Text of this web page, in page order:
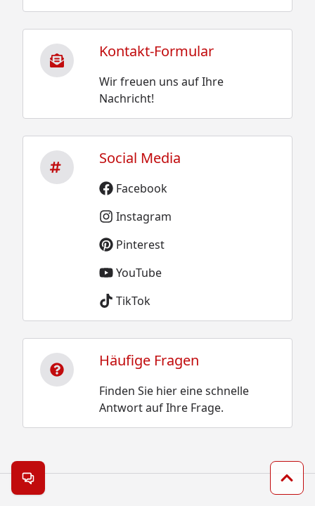
Kontakt-Formular
Wir freuen uns auf Ihre
Nachricht!
Social Media
Facebook
Instagram
Pinterest
YouTube
TikTok
Häufige Fragen
Finden Sie hier eine schnelle
Antwort auf Ihre Frage.
Kontakt öffnen